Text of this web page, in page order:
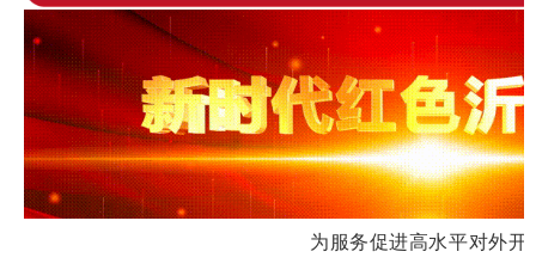
为服务促进高水平对外开